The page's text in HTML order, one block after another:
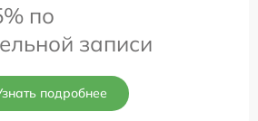
по
записи
подробнее